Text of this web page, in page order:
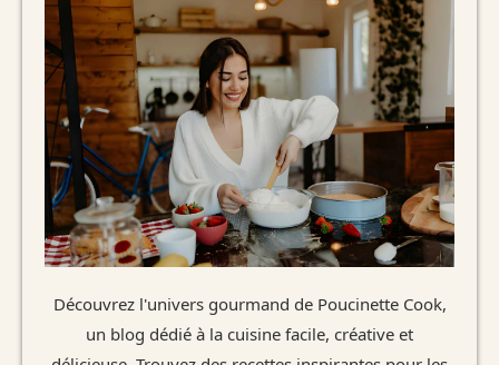
Découvrez l'univers gourmand de Poucinette Cook,
un blog dédié à la cuisine facile, créative et